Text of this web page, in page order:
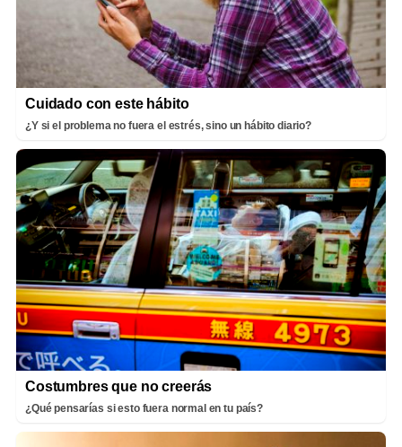
Cuidado con este hábito
¿Y si el problema no fuera el estrés, sino un hábito diario?
Costumbres que no creerás
¿Qué pensarías si esto fuera normal en tu país?